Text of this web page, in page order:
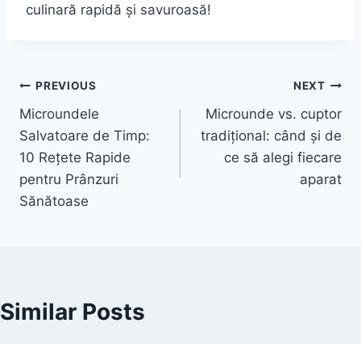
culinară rapidă și savuroasă!
Post
navigation
PREVIOUS
Microundele
Salvatoare de Timp:
10 Rețete Rapide
pentru Prânzuri
Sănătoase
NEXT
Microunde vs. cuptor
tradițional: când și de
ce să alegi fiecare
aparat
Similar Posts